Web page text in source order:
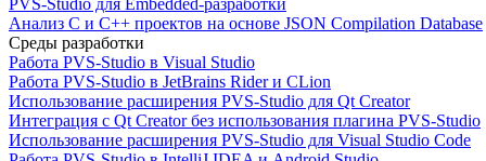
Анализ C и C++ проектов на основе JSON Compilation Database
Среды разработки
Работа PVS-Studio в Visual Studio
Работа PVS-Studio в JetBrains Rider и CLion
Использование расширения PVS-Studio для Qt Creator
Интеграция с Qt Creator без использования плагина PVS-Studio
Использование расширения PVS-Studio для Visual Studio Code